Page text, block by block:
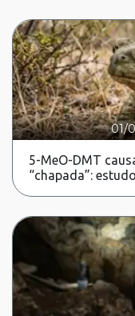
01/
5-MeO-DMT
“chapada”: